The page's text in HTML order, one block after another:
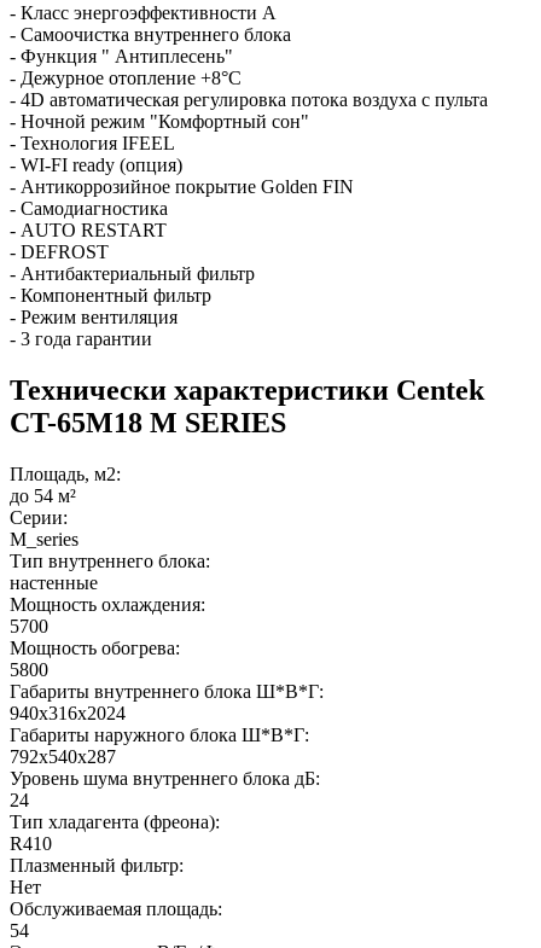
- Класс энергоэффективности А
- Самоочистка внутреннего блока
- Функция " Антиплесень"
- Дежурное отопление +8°C
- 4D автоматическая регулировка потока воздуха с пульта
- Ночной режим "Комфортный сон"
- Технология IFEEL
- WI-FI ready (опция)
- Антикоррозийное покрытие Golden FIN
- Самодиагностика
- AUTO RESTART
- DEFROST
- Антибактериальный фильтр
- Компонентный фильтр
- Режим вентиляция
- 3 года гарантии
Технически характеристики Centek
CT-65M18 M SERIES
Площадь, м2:
до 54 м²
Серии:
M_series
Тип внутреннего блока:
настенные
Мощность охлаждения:
5700
Мощность обогрева:
5800
Габариты внутреннего блока Ш*В*Г:
940x316x2024
Габариты наружного блока Ш*В*Г:
792х540х287
Уровень шума внутреннего блока дБ:
24
Тип хладагента (фреона):
R410
Плазменный фильтр:
Нет
Обслуживаемая площадь:
54